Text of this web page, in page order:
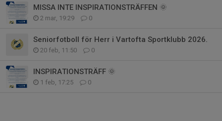
MISSA INTE INSPIRATIONSTRÄFFEN 🌞
2 mar, 19:29 0
Seniorfotboll för Herr i Vartofta Sportklubb 2026.
20 feb, 11:50 0
INSPIRATIONSTRÄFF 🌞
1 feb, 17:25 0